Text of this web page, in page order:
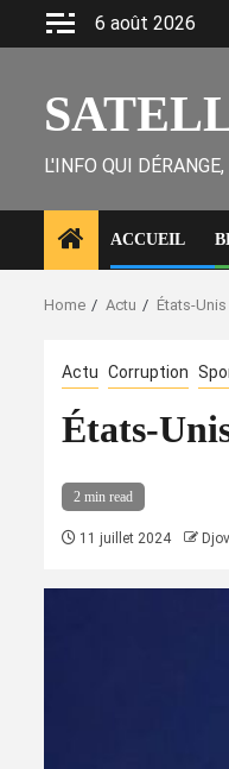
6 août 2026
L'INFO QUI
ACCUEIL
Home Actu États-
Actu Corruption
États-
2 min read
11 juillet 2024